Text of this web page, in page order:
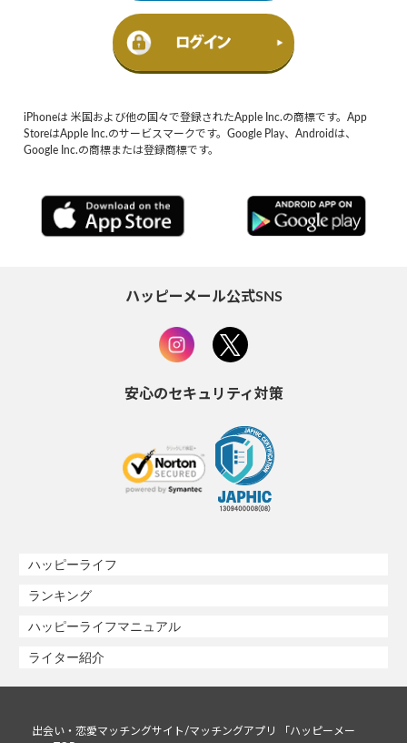
iPhoneは 米国および他の国々で登録されたApple Inc.の商標です。App
StoreはApple Inc.のサービスマークです。Google Play、Androidは、
Google Inc.の商標または登録商標です。
ハッピーメール公式SNS
安心のセキュリティ対策
ハッピーライフ
ランキング
ハッピーライフマニュアル
ライター紹介
出会い・恋愛マッチングサイト/マッチングアプリ 「ハッピーメー